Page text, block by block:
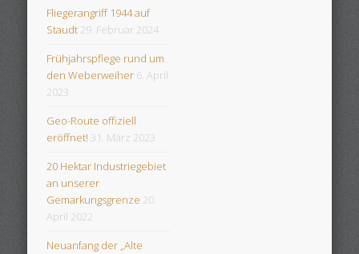
Fliegerangriff 1944 auf
Staudt 29. Februar 2024
Frühjahrspflege rund um
den Weberweiher 6. April
2023
Geo-Route offiziell
eröffnet! 31. März 2023
20 Hektar Industriegebiet
an unserer
Gemarkungsgrenze 20.
April 2022
Neuanfang der „Alte